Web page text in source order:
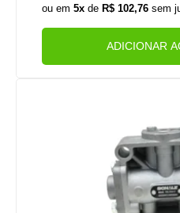
ou em5x de R$ 102,76 sem
ADICIONAR